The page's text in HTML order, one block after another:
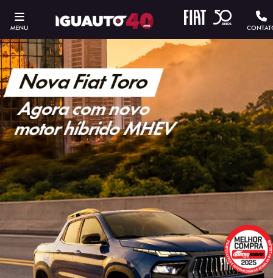
MENU